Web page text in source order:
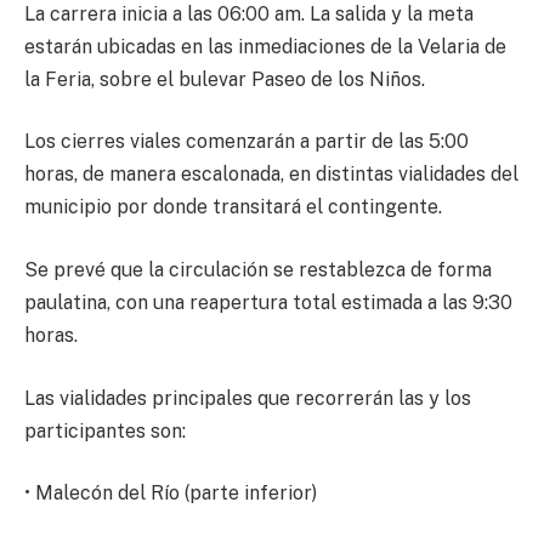
La carrera inicia a las 06:00 am. La salida y la meta
estarán ubicadas en las inmediaciones de la Velaria de
la Feria, sobre el bulevar Paseo de los Niños.
Los cierres viales comenzarán a partir de las 5:00
horas, de manera escalonada, en distintas vialidades del
municipio por donde transitará el contingente.
Se prevé que la circulación se restablezca de forma
paulatina, con una reapertura total estimada a las 9:30
horas.
Las vialidades principales que recorrerán las y los
participantes son:
• Malecón del Río (parte inferior)